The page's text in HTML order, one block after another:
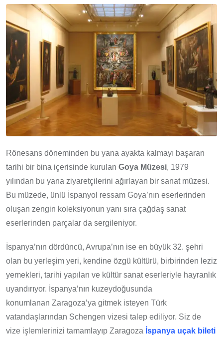
Rönesans döneminden bu yana ayakta kalmayı başaran
tarihi bir bina içerisinde kurulan Goya Müzesi, 1979
yılından bu yana ziyaretçilerini ağırlayan bir sanat müzesi.
Bu müzede, ünlü İspanyol ressam Goya’nın eserlerinden
oluşan zengin koleksiyonun yanı sıra çağdaş sanat
eserlerinden parçalar da sergileniyor.
İspanya’nın dördüncü, Avrupa’nın ise en büyük 32. şehri
olan bu yerleşim yeri, kendine özgü kültürü, birbirinden leziz
yemekleri, tarihi yapıları ve kültür sanat eserleriyle hayranlık
uyandırıyor. İspanya’nın kuzeydoğusunda
konumlanan Zaragoza’ya gitmek isteyen Türk
vatandaşlarından Schengen vizesi talep ediliyor. Siz de
vize işlemlerinizi tamamlayıp Zaragoza İspanya uçak bileti